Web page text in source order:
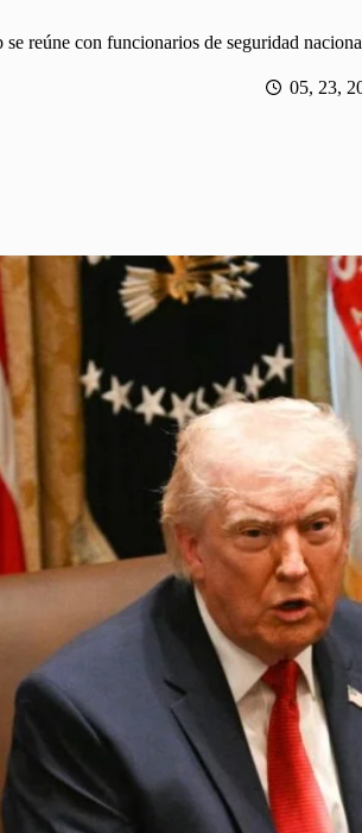
se reúne con funcionarios de seguridad
05, 23,